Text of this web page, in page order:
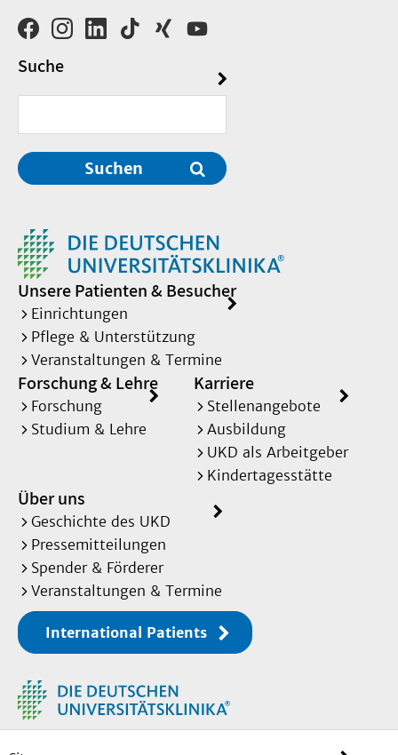
Suche
Suchen
Unsere Patienten & Besucher
Einrichtungen
Pflege & Unterstützung
Veranstaltungen & Termine
Forschung & Lehre
Forschung
Studium & Lehre
Karriere
Stellenangebote
Ausbildung
UKD als Arbeitgeber
Kindertagesstätte
Über uns
Geschichte des UKD
Pressemitteilungen
Spender & Förderer
Veranstaltungen & Termine
International Patients